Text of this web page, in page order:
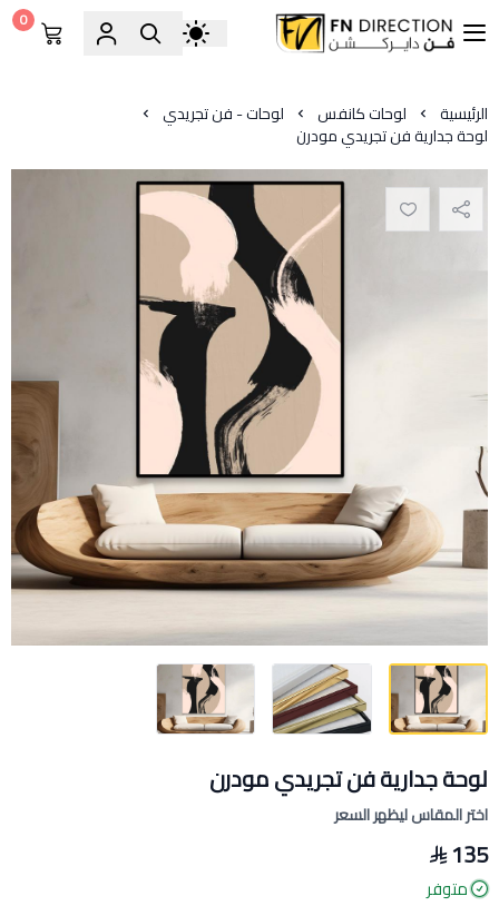
فن دايركشن
0
الرئيسية لوحات كانفس لوحات - فن تجريدي
لوحة جدارية فن تجريدي مودرن
لوحة جدارية فن تجريدي مودرن
اختر المقاس ليظهر السعر
135
متوفر